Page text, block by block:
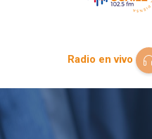
Radio en vivo